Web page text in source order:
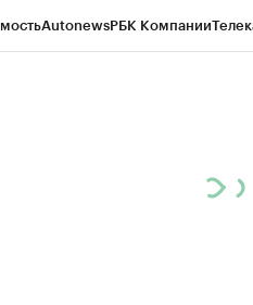
AutonewsРБК Компании